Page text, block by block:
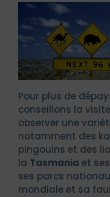
Pour plus de
conseillons la
observer une
notamment des
pingouins et des
la Tasmania et
ses parcs
mondiale et sa